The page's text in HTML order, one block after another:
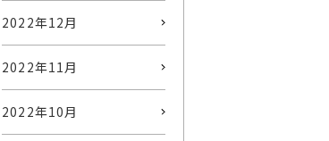
2022年12月
2022年11月
2022年10月